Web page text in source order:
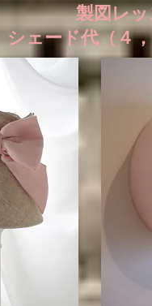
製図レ
シェード代（４